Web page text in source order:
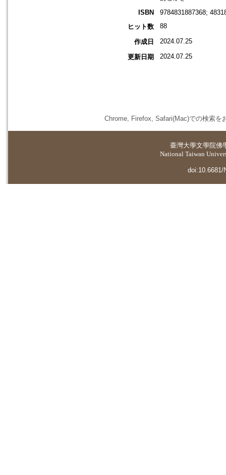
ISBN
9784831887368;
ヒット数
88
作成日 2024.07.25
更新日期 2024.07.25
Chrome, Firefox, Safari(Mac)での検索を
臺灣大學文學院佛
National Taiwan
doi:10.6681/